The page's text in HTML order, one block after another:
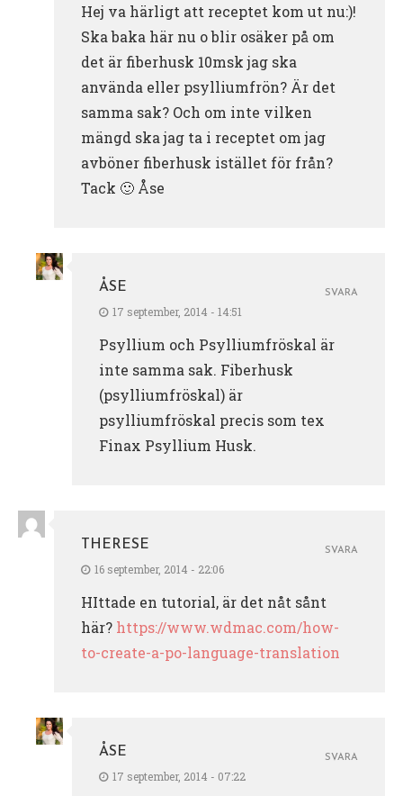
Hej va härligt att receptet kom ut nu:)!
Ska baka här nu o blir osäker på om
det är fiberhusk 10msk jag ska
använda eller psylliumfrön? Är det
samma sak? Och om inte vilken
mängd ska jag ta i receptet om jag
avböner fiberhusk istället för från?
Tack 🙂 Åse
ÅSE
17 september, 2014 - 14:51
Psyllium och Psylliumfröskal är
inte samma sak. Fiberhusk
(psylliumfröskal) är
psylliumfröskal precis som tex
Finax Psyllium Husk.
SVARA
THERESE
16 september, 2014 - 22:06
HIttade en tutorial, är det nåt sånt
här? https://www.wdmac.com/how-
to-create-a-po-language-translation
SVARA
ÅSE
17 september, 2014 - 07:22
SVARA